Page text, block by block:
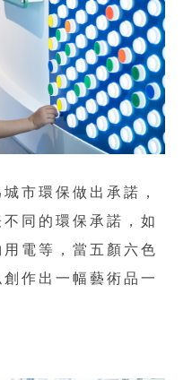
市環保做出承諾，
同的環保承諾，如
電等，當五顏六色
作出一幅藝術品一